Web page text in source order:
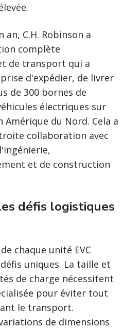
an, C.H. Robinson a
complète
de transport qui a
d'expédier, de livrer
de 300 bornes de
électriques sur
Amérique du Nord. Cela a
collaboration avec
et de construction
défis logistiques
chaque unité EVC
uniques. La taille et
de charge nécessitent
pour éviter tout
le transport.
de dimensions